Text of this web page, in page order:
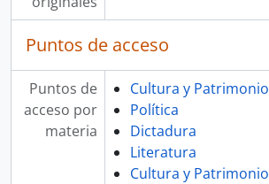
Puntos de acceso
Puntos de
acceso por
materia
Cultura y Patrimonio
Política
Dictadura
Literatura
Cultura y Patrimonio